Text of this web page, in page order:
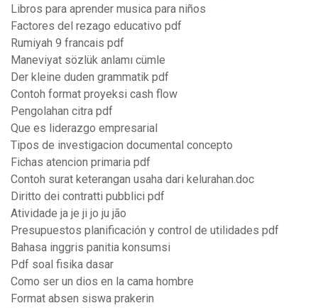
Libros para aprender musica para niños
Factores del rezago educativo pdf
Rumiyah 9 francais pdf
Maneviyat sözlük anlamı cümle
Der kleine duden grammatik pdf
Contoh format proyeksi cash flow
Pengolahan citra pdf
Que es liderazgo empresarial
Tipos de investigacion documental concepto
Fichas atencion primaria pdf
Contoh surat keterangan usaha dari kelurahan.doc
Diritto dei contratti pubblici pdf
Atividade ja je ji jo ju jão
Presupuestos planificación y control de utilidades pdf
Bahasa inggris panitia konsumsi
Pdf soal fisika dasar
Como ser un dios en la cama hombre
Format absen siswa prakerin